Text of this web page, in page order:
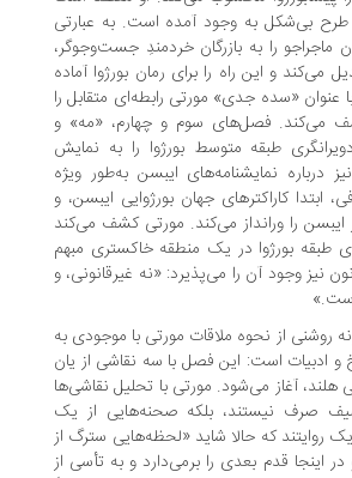
به وجود ‌آمده است. به عبارتی
را به بازرگان خردمندِ جست‌وجوگر،
و این راه را برای رمان بورژوا آماده
جدی» مورتی رابطه‌‌ای متقابل را
فصل‌های سوم و چهارم، «مه» و
طبقه متوسط بورژوا را به نمایش
نمایشنامه‌های ایبسن به‌طور ویژه
جهان بورژوایی ایبسن، و
ورانداز می‌کند. مورتی کشف می‌کند
بورژوا در یک منطقه خاکستری مبهم
آن را می‌پذیرد: «نه غیرقانونی، و
نحوه ملاقات مورتی با موجودی به
است: این فصل با سه نقاشی از یان
می‌شود. مورتی با تحلیل نقاشی‌ها
نیستند، بلکه صحنه‌هایی از یک
که حالا شاید «لحظه‌هایی سترگ از
قدم بعدی را برمی‌دارد و به تأسی از